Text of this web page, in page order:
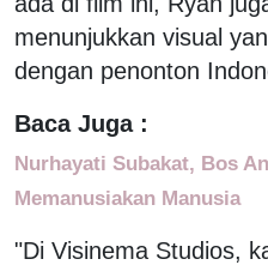
menunjukkan visual
dengan penonton
Baca Juga :
Nurhayati Subakat, Bos
Memanusiakan Manusia
"Di Visinema Studios,